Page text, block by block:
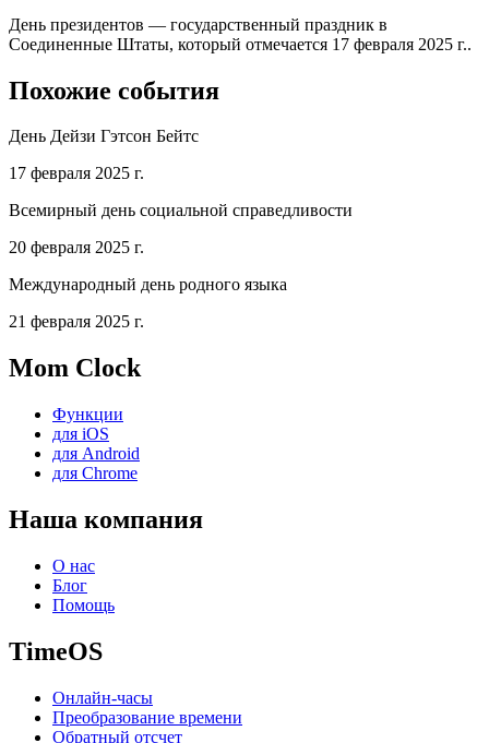
День президентов — государственный праздник в
Соединенные Штаты, который отмечается 17 февраля 2025 г..
Похожие события
День Дейзи Гэтсон Бейтс
17 февраля 2025 г.
Всемирный день социальной справедливости
20 февраля 2025 г.
Международный день родного языка
21 февраля 2025 г.
Mom Clock
Функции
для iOS
для Android
для Chrome
Наша компания
О нас
Блог
Помощь
TimeOS
Онлайн-часы
Преобразование времени
Обратный отсчет